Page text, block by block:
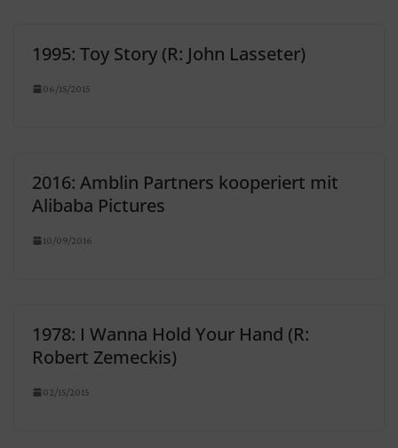
1995: Toy Story (R: John Lasseter)
06/15/2015
2016: Amblin Partners kooperiert mit
Alibaba Pictures
10/09/2016
1978: I Wanna Hold Your Hand (R:
Robert Zemeckis)
02/15/2015